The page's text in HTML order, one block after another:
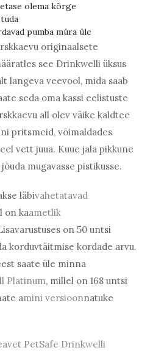
olema kõrge
pumba müra üle
originaalsete
see Drinkwelli üksus
langeva veevool, mida saab
seda oma kassi eelistuste
all olev väike kaldtee
pritsmeid, võimaldades
vett juua. Kuue jala pikkune
mugavasse pistikusse.
läbivahetatavad
on kaametlik
on 50 untsi
korduvtäitmise kordade arvu.
saate üle minna
Platinum, millel on 168 untsi
amini versioonnatuke
PetSafe Drinkwelli